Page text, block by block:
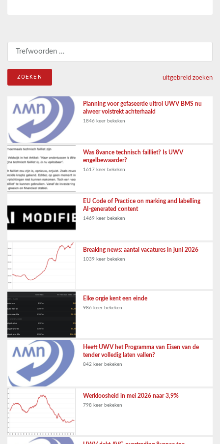
uitgebreid zoeken
Planning voor gefaseerde uitrol UWV BMS nu
alweer volstrekt achterhaald
1846 keer bekeken
Was 8vance technisch failliet? Is UWV
engelbewaarder?
1617 keer bekeken
EU Code of Practice on marking and labelling
AI-generated content
1469 keer bekeken
Breaking news: aantal vacatures in juni 2026
1039 keer bekeken
Elke orgie kent een einde
986 keer bekeken
Heeft UWV het Programma van Eisen van de
tender volledig laten vallen?
842 keer bekeken
Werkloosheid in mei 2026 naar 3,9%
798 keer bekeken